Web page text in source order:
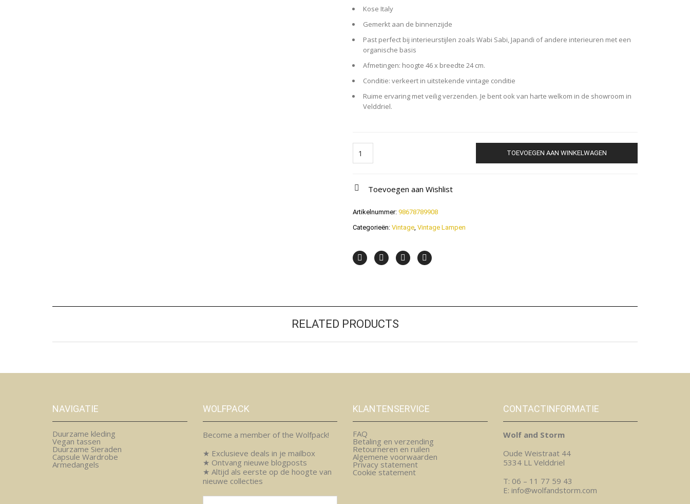
Kose Italy
Gemerkt aan de binnenzijde
Past perfect bij interieurstijlen zoals Wabi Sabi, Japandi of andere interieuren met een
organische basis
Afmetingen: hoogte 46 x breedte 24 cm.
Conditie: verkeert in uitstekende vintage conditie
Ruime ervaring met veilig verzenden. Je bent ook van harte welkom in de showroom in
Velddriel.
Linnen
Lamp
quantity
TOEVOEGEN AAN WINKELWAGEN
Toevoegen aan Wishlist
Artikelnummer: 98678789908
Categorieën: Vintage, Vintage Lampen
RELATED PRODUCTS
NAVIGATIE
Duurzame kleding
Vegan tassen
Duurzame Sieraden
Capsule Wardrobe
Armedangels
WOLFPACK
Become a member of the Wolfpack!
★ Exclusieve deals in je mailbox
★ Ontvang nieuwe blogposts
★ Altijd als eerste op de hoogte van
nieuwe collecties
KLANTENSERVICE
FAQ
Betaling en verzending
Retourneren en ruilen
Algemene voorwaarden
Privacy statement
Cookie statement
CONTACTINFORMATIE
Wolf and Storm
Oude Weistraat 44
5334 LL Velddriel
T: 06 – 11 77 59 43
E: info@wolfandstorm.com